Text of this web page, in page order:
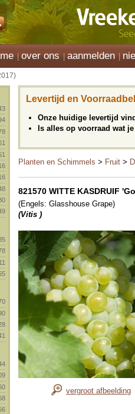
over ons aanmelden
11
Levertijd en
Onze huidige levertijd
Is alles op voorraad wat
Planten en Schimmels > Fruit >
821570 WITTE KASDRUIF
(Engels: Glasshouse Grape)
(Vitis )
vergroot afbeelding